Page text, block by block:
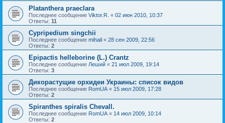
Platanthera praeclara
Последнее сообщение Viktor.R. « 02 июн 2010, 10:37
Ответы: 11
Cypripedium singchii
Последнее сообщение mihail « 28 сен 2009, 22:56
Ответы: 2
Epipactis helleborine (L.) Crantz
Последнее сообщение Леший « 21 июл 2009, 19:14
Ответы: 3
Дикорастущие орхидеи Украины: список видов
Последнее сообщение RomUA « 15 июл 2009, 17:28
Ответы: 2
Spiranthes spiralis Chevall.
Последнее сообщение RomUA « 14 июл 2009, 10:14
Ответы: 2